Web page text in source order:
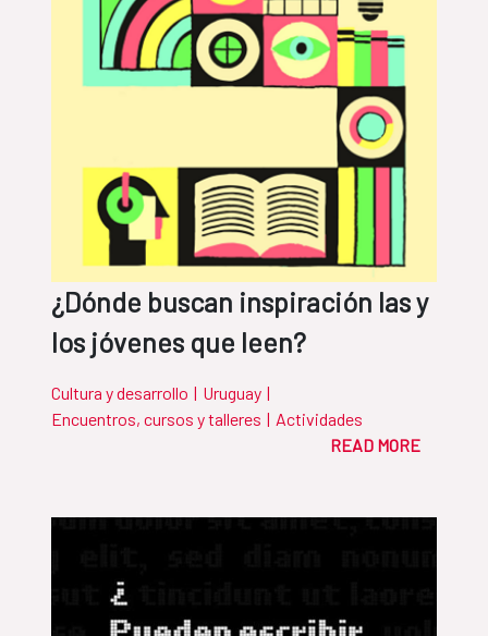
¿Dónde buscan inspiración las y
los jóvenes que leen?
Cultura y desarrollo | Uruguay |
Encuentros, cursos y talleres | Actividades
READ MORE